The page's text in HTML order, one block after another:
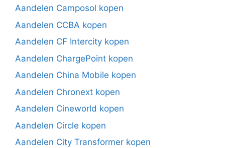
Aandelen Camposol kopen
Aandelen CCBA kopen
Aandelen CF Intercity kopen
Aandelen ChargePoint kopen
Aandelen China Mobile kopen
Aandelen Chronext kopen
Aandelen Cineworld kopen
Aandelen Circle kopen
Aandelen City Transformer kopen